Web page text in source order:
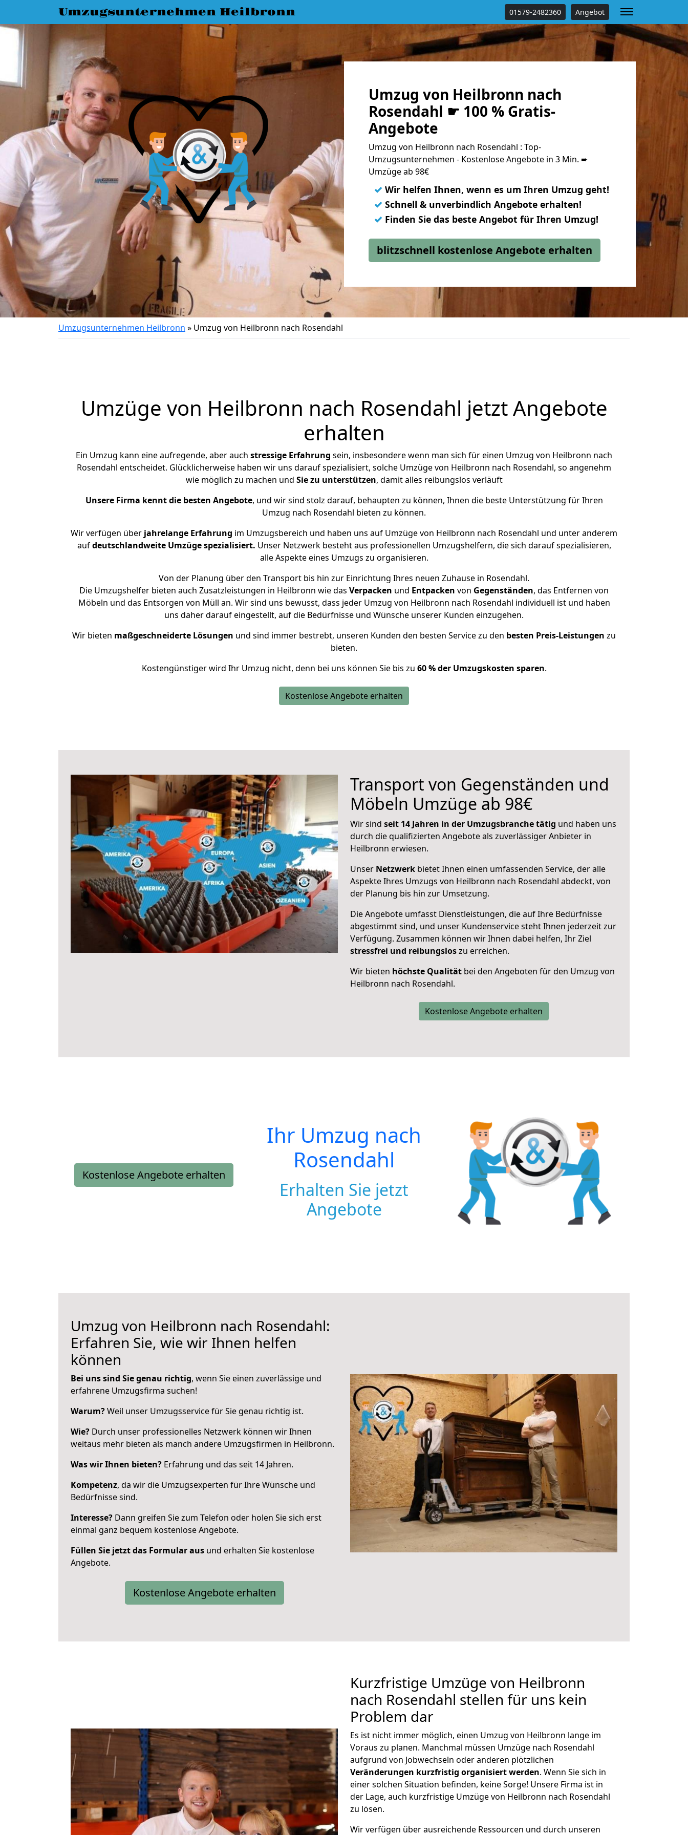
Umzugsunternehmen Heilbronn 01579-2482360 Angebot
Umzug von Heilbronn nach
Rosendahl ☛ 100 % Gratis-
Angebote
Umzug von Heilbronn nach Rosendahl : Top-
Umzugsunternehmen - Kostenlose Angebote in 3 Min. ➨
Umzüge ab 98€
✓ Wir helfen Ihnen, wenn es um Ihren Umzug geht!
✓ Schnell & unverbindlich Angebote erhalten!
✓ Finden Sie das beste Angebot für Ihren Umzug!
blitzschnell kostenlose Angebote erhalten
Umzugsunternehmen Heilbronn » Umzug von Heilbronn nach Rosendahl
Umzüge von Heilbronn nach Rosendahl jetzt Angebote
erhalten
Ein Umzug kann eine aufregende, aber auch stressige Erfahrung sein, insbesondere wenn man sich für einen Umzug von Heilbronn nach
Rosendahl entscheidet. Glücklicherweise haben wir uns darauf spezialisiert, solche Umzüge von Heilbronn nach Rosendahl, so angenehm
wie möglich zu machen und Sie zu unterstützen, damit alles reibungslos verläuft
Unsere Firma kennt die besten Angebote, und wir sind stolz darauf, behaupten zu können, Ihnen die beste Unterstützung für Ihren
Umzug nach Rosendahl bieten zu können.
Wir verfügen über jahrelange Erfahrung im Umzugsbereich und haben uns auf Umzüge von Heilbronn nach Rosendahl und unter anderem
aufdeutschlandweite Umzüge spezialisiert. Unser Netzwerk besteht aus professionellen Umzugshelfern, die sich darauf spezialisieren,
alle Aspekte eines Umzugs zu organisieren.
Von der Planung über den Transport bis hin zur Einrichtung Ihres neuen Zuhause in Rosendahl.
Die Umzugshelfer bieten auch Zusatzleistungen in Heilbronn wie das Verpacken und Entpacken von Gegenständen, das Entfernen von
Möbeln und das Entsorgen von Müll an. Wir sind uns bewusst, dass jeder Umzug von Heilbronn nach Rosendahl individuell ist und haben
uns daher darauf eingestellt, auf die Bedürfnisse und Wünsche unserer Kunden einzugehen.
Wir bieten maßgeschneiderte Lösungen und sind immer bestrebt, unseren Kunden den besten Service zu den besten Preis-Leistungen zu
bieten.
Kostengünstiger wird Ihr Umzug nicht, denn bei uns können Sie bis zu 60 % der Umzugskosten sparen.
Kostenlose Angebote erhalten
Transport von Gegenständen und
Möbeln Umzüge ab 98€
Wir sind seit 14 Jahren in der Umzugsbranche tätig und haben uns
durch die qualifizierten Angebote als zuverlässiger Anbieter in
Heilbronn erwiesen.
Unser Netzwerk bietet Ihnen einen umfassenden Service, der alle
Aspekte Ihres Umzugs von Heilbronn nach Rosendahl abdeckt, von
der Planung bis hin zur Umsetzung.
Die Angebote umfasst Dienstleistungen, die auf Ihre Bedürfnisse
abgestimmt sind, und unser Kundenservice steht Ihnen jederzeit zur
Verfügung. Zusammen können wir Ihnen dabei helfen, Ihr Ziel
stressfrei und reibungsloszu erreichen.
Wir bieten höchste Qualität bei den Angeboten für den Umzug von
Heilbronn nach Rosendahl.
Kostenlose Angebote erhalten
Kostenlose Angebote erhalten
Ihr Umzug nach
Rosendahl
Erhalten Sie jetzt
Angebote
Umzug von Heilbronn nach Rosendahl:
Erfahren Sie, wie wir Ihnen helfen
können
Bei uns sind Sie genau richtig, wenn Sie einen zuverlässige und
erfahrene Umzugsfirma suchen!
Warum?Weil unser Umzugsservice für Sie genau richtig ist.
Wie? Durch unser professionelles Netzwerk können wir Ihnen
weitaus mehr bieten als manch andere Umzugsfirmen in Heilbronn.
Was wir Ihnen bieten? Erfahrung und das seit 14 Jahren.
Kompetenz, da wir die Umzugsexperten für Ihre Wünsche und
Bedürfnisse sind.
Interesse? Dann greifen Sie zum Telefon oder holen Sie sich erst
einmal ganz bequem kostenlose Angebote.
Füllen Sie jetzt das Formular aus und erhalten Sie kostenlose
Angebote.
Kostenlose Angebote erhalten
Kurzfristige Umzüge von Heilbronn
nach Rosendahl stellen für uns kein
Problem dar
Es ist nicht immer möglich, einen Umzug von Heilbronn lange im
Voraus zu planen. Manchmal müssen Umzüge nach Rosendahl
aufgrund von Jobwechseln oder anderen plötzlichen
Veränderungen kurzfristig organisiert werden. Wenn Sie sich in
einer solchen Situation befinden, keine Sorge! Unsere Firma ist in
der Lage, auch kurzfristige Umzüge von Heilbronn nach Rosendahl
zu lösen.
Wir verfügen über ausreichende Ressourcen und durch unseren